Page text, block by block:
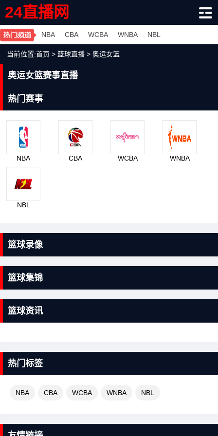
24直播网
NBA CBA WCBA WNBA NBL
当前位置:首页 > 篮球直播 > 奥运女篮
奥运女篮赛事直播
热门赛事
NBA CBA WCBA WNBA
NBL
篮球录像
篮球集锦
篮球资讯
热门标签
NBA CBA WCBA WNBA NBL